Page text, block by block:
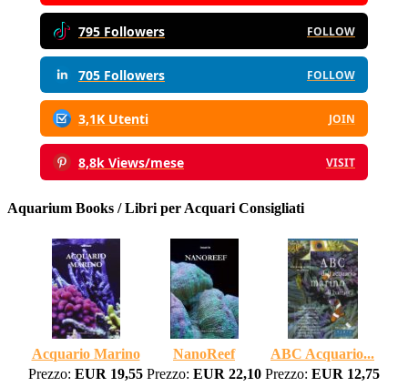
795 Followers FOLLOW
705 Followers FOLLOW
3,1K Utenti JOIN
8,8k Views/mese VISIT
Aquarium Books / Libri per Acquari Consigliati
Acquario Marino NanoReef
ABC Acquario...
Prezzo: EUR 19,55 Prezzo: EUR 22,10 Prezzo: EUR 12,75